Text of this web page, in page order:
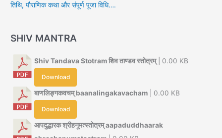
तिथि, पौराणिक कथा और संपूर्ण पूजा विधि….
SHIV MANTRA
Shiv Tandava Stotram शिव ताण्डव स्तोत्रम्| 0.00 KB
Download
बाणलिङ्गकवचम् baanalingakavacham | 0.00 KB
Download
आपदुद्धारक श्रीहनूमत्स्तोत्रम् aapaduddhaarak